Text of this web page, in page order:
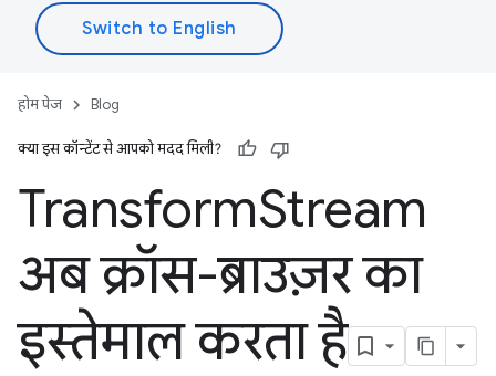
होम पेज Blog
क्या इस कॉन्टेंट से आपको मदद मिली?
TransformStream
अब क्रॉस-ब्राउज़र का
इस्तेमाल करता है